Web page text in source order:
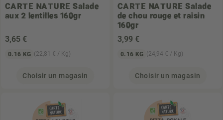
CARTE NATURE Salade
aux 2 lentilles 160gr
3,65 €
0.16 KG (22,81 € / Kg)
Choisir un magasin
CARTE NATURE Salade
de chou rouge et raisin
160gr
3,99 €
0.16 KG (24,94 € / Kg)
Choisir un magasin